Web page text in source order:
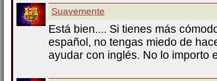
Suavemente
Está bien.... Si tienes más
español, no tengas miedo de
ayudar con inglés. No lo importo